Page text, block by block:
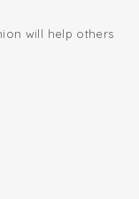
will help others